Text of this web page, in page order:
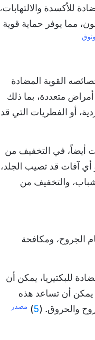
للأكسدة والالتهابات،
مما يوفر حماية قوية
القوية المضادة
متعددة، بما ذلك
أو الفطريات التي قد
أيضاً، في التخفيف من
أي آفات قد تصيب الجلد،
والتخفيف من
الجروح، ومكافحة
للبكتيريا، يمكن أن
يمكن أن تساعد هذه
والحروق. (5
) مصدر